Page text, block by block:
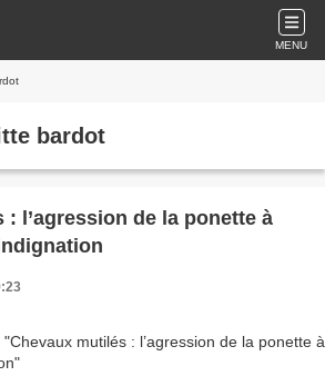
MENU
bardot
: l’agression de la ponette à